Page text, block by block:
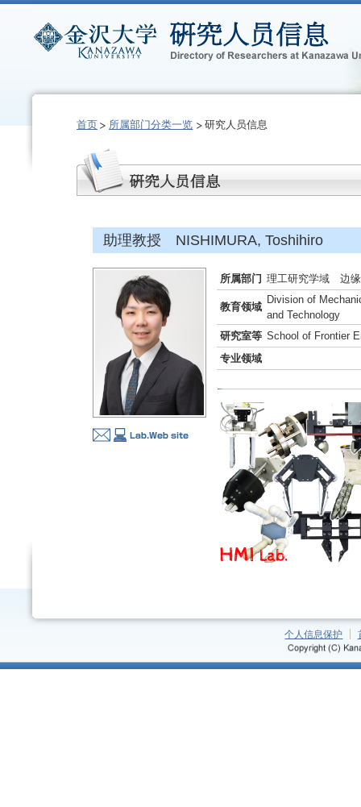
首页 所属部门分类一览 研究人员信息
助理教授 NISHIMURA, Toshihiro
所属部门 理工研究学域 边
教育领域
Division of
and Technology
研究室等 School of Frontier
专业领域
个人信息保护